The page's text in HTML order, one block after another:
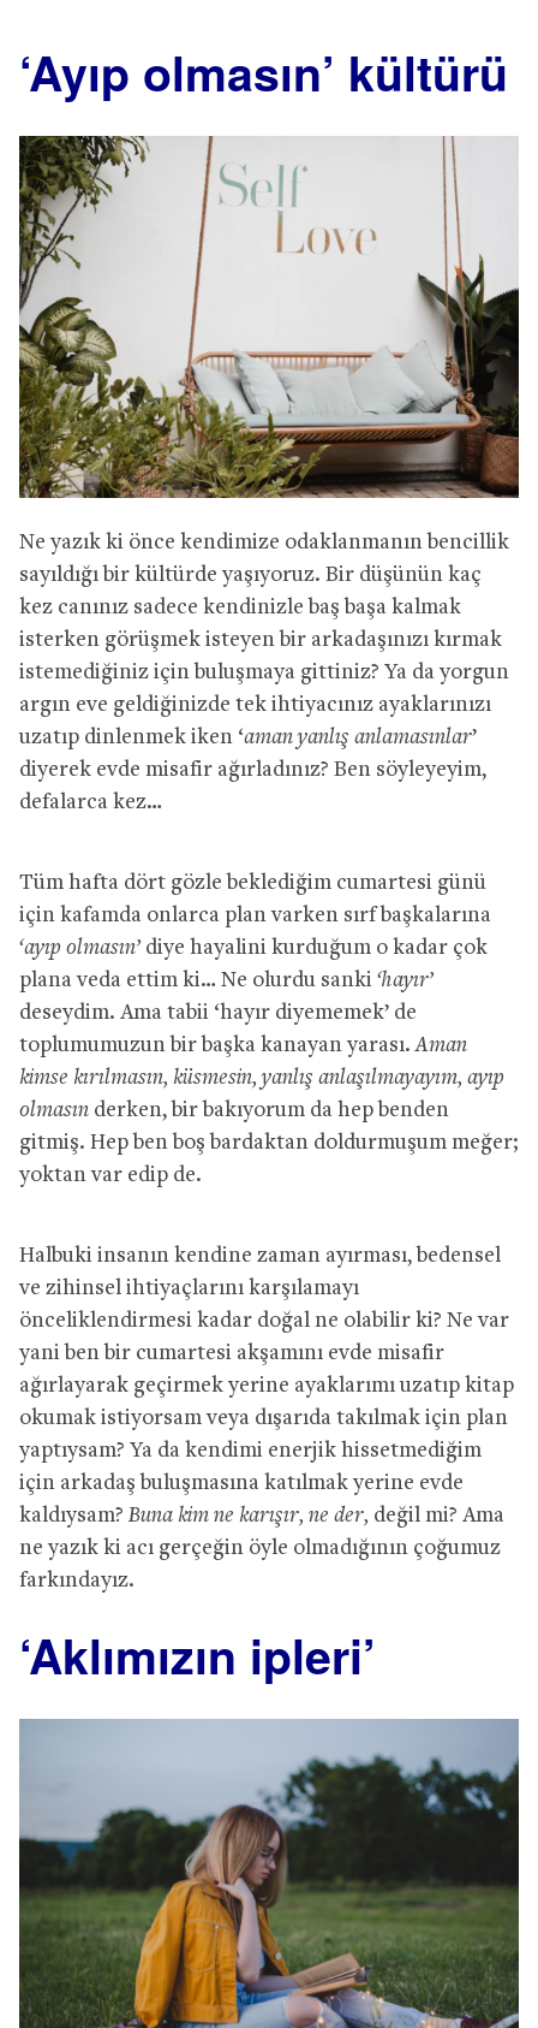
‘Ayıp olmasın’ kültürü
Ne yazık ki önce kendimize odaklanmanın bencillik
sayıldığı bir kültürde yaşıyoruz. Bir düşünün kaç
kez canınız sadece kendinizle baş başa kalmak
isterken görüşmek isteyen bir arkadaşınızı kırmak
istemediğiniz için buluşmaya gittiniz? Ya da yorgun
argın eve geldiğinizde tek ihtiyacınız ayaklarınızı
uzatıp dinlenmek iken ‘aman yanlış anlamasınlar’
diyerek evde misafir ağırladınız? Ben söyleyeyim,
defalarca kez…
Tüm hafta dört gözle beklediğim cumartesi günü
için kafamda onlarca plan varken sırf başkalarına
‘ayıp olmasın’ diye hayalini kurduğum o kadar çok
plana veda ettim ki… Ne olurdu sanki ‘hayır’
deseydim. Ama tabii ‘hayır diyememek’ de
toplumumuzun bir başka kanayan yarası.Aman
kimse kırılmasın, küsmesin, yanlış anlaşılmayayım, ayıp
olmasın derken, bir bakıyorum da hep benden
gitmiş. Hep ben boş bardaktan doldurmuşum meğer;
yoktan var edip de.
Halbuki insanın kendine zaman ayırması, bedensel
ve zihinsel ihtiyaçlarını karşılamayı
önceliklendirmesi kadar doğal ne olabilir ki? Ne var
yani ben bir cumartesi akşamını evde misafir
ağırlayarak geçirmek yerine ayaklarımı uzatıp kitap
okumak istiyorsam veya dışarıda takılmak için plan
yaptıysam? Ya da kendimi enerjik hissetmediğim
için arkadaş buluşmasına katılmak yerine evde
kaldıysam? Buna kim ne karışır, ne der, değil mi? Ama
ne yazık ki acı gerçeğin öyle olmadığının çoğumuz
farkındayız.
‘Aklımızın ipleri’